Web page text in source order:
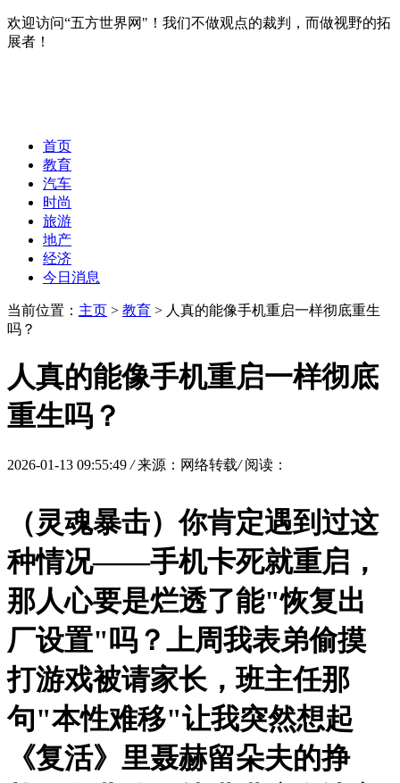
欢迎访问“五方世界网"！我们不做观点的裁判，而做视野的拓
展者！
首页
教育
汽车
时尚
旅游
地产
经济
今日消息
当前位置： 主页 > 教育 > 人真的能像手机重启一样彻底重生
吗？
人真的能像手机重启一样彻底
重生吗？
2026-01-13 09:55:49 / 来源：网络转载/ 阅读：
（灵魂暴击）你肯定遇到过这
种情况——手机卡死就重启，
那人心要是烂透了能"恢复出
厂设置"吗？上周我表弟偷摸
打游戏被请家长，班主任那
句"本性难移"让我突然想起
《复活》里聂赫留朵夫的挣